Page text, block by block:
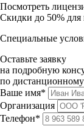
Посмотреть
Скидки до 50% для
Специальные
Оставьте заявку
на подробную
по
Ваше имя*
Организация
Телефон*